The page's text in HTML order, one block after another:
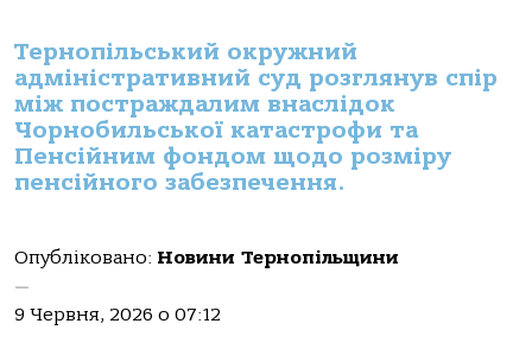
Тернопільський окружний
адміністративний суд розглянув спір
між постраждалим внаслідок
Чорнобильської катастрофи та
Пенсійним фондом щодо розміру
пенсійного забезпечення.
Опубліковано: Новини Тернопільщини
—
9 Червня, 2026 о 07:12